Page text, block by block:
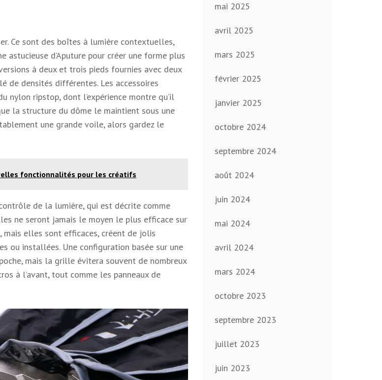
Ce sont des boîtes à lumière contextuelles,
d’Aputure pour créer une forme plus
à deux et trois pieds fournies avec deux
de densités différentes. Les accessoires
nylon ripstop, dont l’expérience montre qu’il
la structure du dôme le maintient sous une
une grande voile, alors gardez le
fonctionnalités pour les créatifs
de la lumière, qui est décrite comme
ne seront jamais le moyen le plus efficace sur
elles sont efficaces, créent de jolis
ou installées. Une configuration basée sur une
mais la grille évitera souvent de nombreux
à l’avant, tout comme les panneaux de
mai 2025
avril 2025
mars 2025
février 2025
janvier 2025
octobre 2024
septembre 2024
août 2024
juin 2024
mai 2024
avril 2024
mars 2024
octobre 2023
septembre 2023
juillet 2023
juin 2023